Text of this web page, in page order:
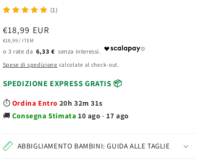
(1)
Prezzo
di
listino
€18,99 EUR
PREZZO
€18,99/ PER
ITEM
6,33 €
Spese di spedizione calcolate al check-out.
SPEDIZIONE EXPRESS GRATIS 📦
⏱️ Ordina Entro 20h 32m 30s
🚚 Consegna Stimata10 ago -17 ago
ABBIGLIAMENTO BAMBINI: GUIDA ALLE TAGLIE